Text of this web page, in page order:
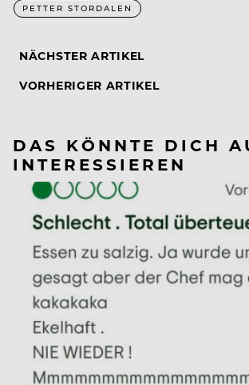
PETTER STORDALEN
NÄCHSTER ARTIKEL
VORHERIGER ARTIKEL
DAS KÖNNTE DICH
INTERESSIEREN